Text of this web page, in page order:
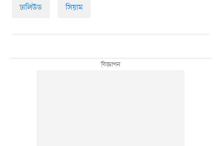
ঢালিউড সিয়াম